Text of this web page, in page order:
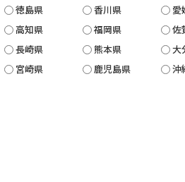
徳島県
香川県
愛
高知県
福岡県
佐
長崎県
熊本県
大
宮崎県
鹿児島県 沖